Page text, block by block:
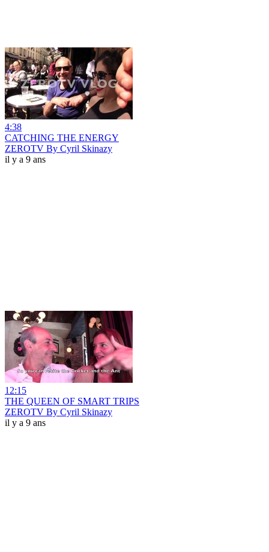
4:38
CATCHING THE ENERGY
ZEROTV By Cyril Skinazy
il y a 9 ans
12:15
THE QUEEN OF SMART TRIPS
ZEROTV By Cyril Skinazy
il y a 9 ans